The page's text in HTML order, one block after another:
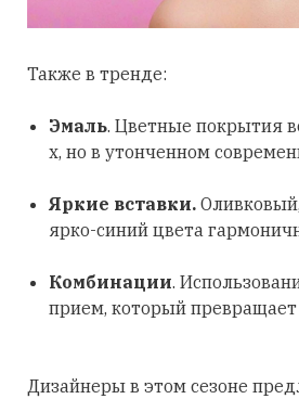
Также в тренде:
Эмаль. Цветные покрытия
х, но в утонченном
Яркие вставки.
ярко-синий цвета
Комбинации.
прием, который превращает
Дизайнеры в этом сезоне